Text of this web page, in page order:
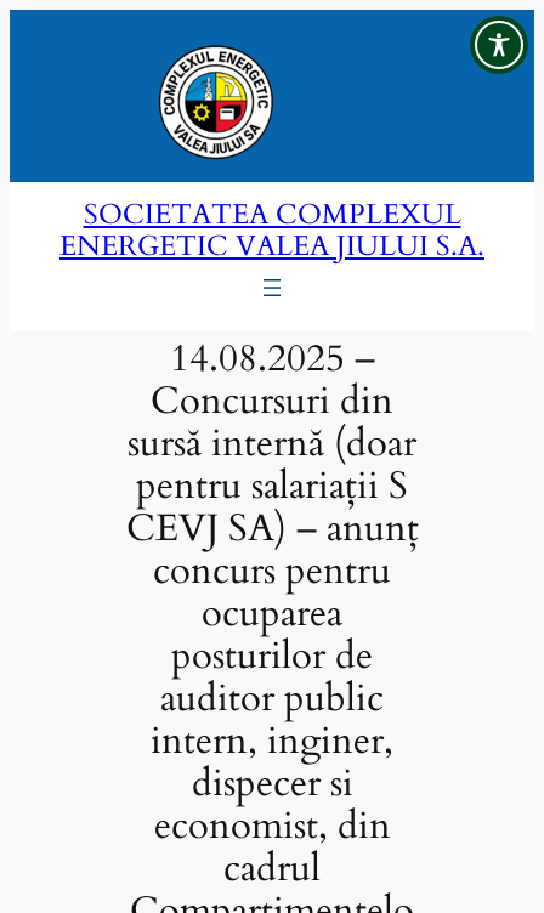
SOCIETATEA COMPLEXUL
ENERGETIC VALEA JIULUI S.A.
14.08.2025 –
Concursuri din
sursă internă (doar
pentru salariații S
CEVJ SA) – anunț
concurs pentru
ocuparea
posturilor de
auditor public
intern, inginer,
dispecer si
economist, din
cadrul